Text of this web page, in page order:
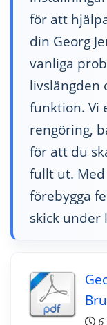
för att
din Georg
vanliga
livslängden
funktion. Vi
rengöring,
för att du
fullt ut.
förebygga
skick under
6